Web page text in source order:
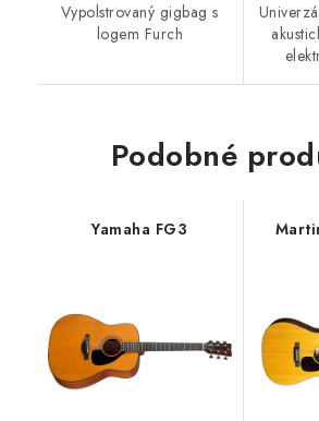
Vypolstrovaný gigbag s
logem Furch
Podobné
Yamaha FG3